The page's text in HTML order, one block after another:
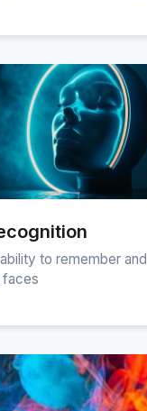
to remember and
faces